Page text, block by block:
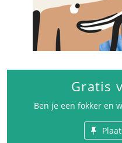
Gratis
Ben je een fokker en